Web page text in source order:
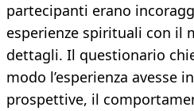
partecipanti erano
esperienze spirituali con il
dettagli. Il questionario
modo l’esperienza avesse
prospettive, il